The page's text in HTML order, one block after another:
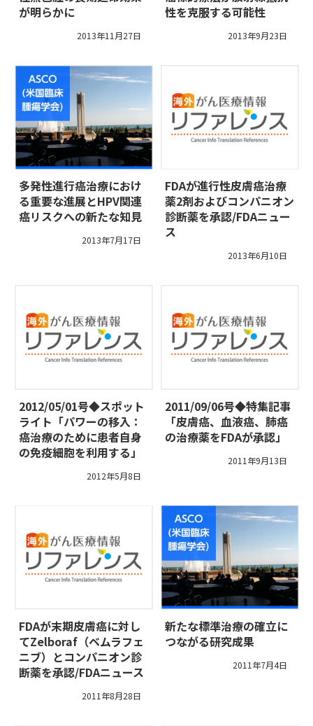
が明らかに
2013年11月27日
性を克服する可能性
2013年9月23日
多発性進行癌治療におけ
る重要な進展とHPV関連
癌リスクへの新たな知見
2013年7月17日
FDAが進行性皮膚癌治療
薬2剤およびコンパニオン
診断薬を承認/FDAニュー
ス
2013年6月10日
2012/05/01号◆スポット
ライト「パワーの移入：
癌治療のために患者自身
の免疫細胞を利用する」
2012年5月8日
2011/09/06号◆特集記事
「皮膚癌、血液癌、肺癌
の治療薬をFDAが承認」
2011年9月13日
FDAが末期皮膚癌に対し
てZelboraf（ベムラフェ
ニブ）とコンパニオン診
断薬を承認/FDAニュース
2011年8月28日
新たな標準治療の確立に
つながる研究成果
2011年7月4日